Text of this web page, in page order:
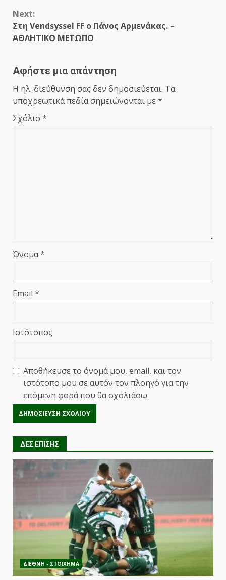
Next:
Στη Vendsyssel FF ο Πάνος Αρμενάκας. –
ΑΘΛΗΤΙΚΟ ΜΕΤΩΠΟ
Αφήστε μια απάντηση
Η ηλ. διεύθυνση σας δεν δημοσιεύεται. Τα
υποχρεωτικά πεδία σημειώνονται με *
Σχόλιο *
Όνομα*
Email *
Ιστότοπος
Αποθήκευσε το όνομά μου, email, και τον
ιστότοπο μου σε αυτόν τον πλοηγό για την
επόμενη φορά που θα σχολιάσω.
ΔΕΣ ΕΠΙΣΗΣ
ΔΙΕΘΝΗ - ΣΤΟΙΧΗΜΑ